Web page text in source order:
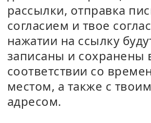
рассылки, отправка
согласием и твое
нажатии на ссылку
записаны и сохранены
соответствии со
местом, а также с
адресом.